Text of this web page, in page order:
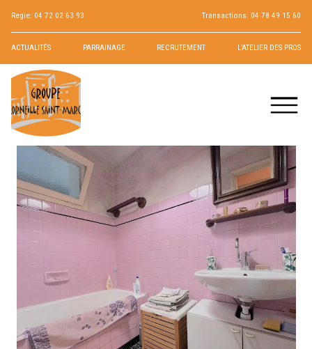
Regie: 04 72 02 63 93 Transactions: 04 78 49 15 60
ACTUALITÉS PARRAINAGE RECRUTEMENT L’ATELIER DES PROS